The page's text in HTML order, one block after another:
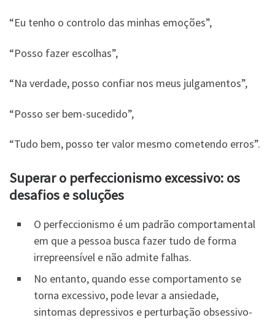
“Eu tenho o controlo das minhas emoções”,
“Posso fazer escolhas”,
“Na verdade, posso confiar nos meus julgamentos”,
“Posso ser bem-sucedido”,
“Tudo bem, posso ter valor mesmo cometendo erros”.
Superar o perfeccionismo excessivo: os
desafios e soluções
O perfeccionismo é um padrão comportamental
em que a pessoa busca fazer tudo de forma
irrepreensível e não admite falhas.
No entanto, quando esse comportamento se
torna excessivo, pode levar a ansiedade,
sintomas depressivos e perturbação obsessivo-